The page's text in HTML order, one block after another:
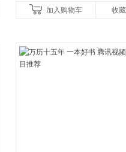
加入购物车 收藏